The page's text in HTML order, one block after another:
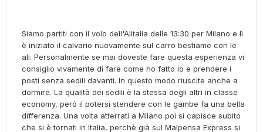
Siamo partiti con il volo dell'Alitalia delle 13:30 per Milano e lì
è iniziato il calvario nuovamente sul carro bestiame con le
ali. Personalmente se mai doveste fare questa esperienza vi
consiglio vivamente di fare come ho fatto io e prendere i
posti senza sedili davanti. In questo modo riuscite anche a
dormire. La qualità dei sedili è la stessa degli altri in classe
economy, però il potersi stendere con le gambe fa una bella
differenza. Una volta atterrati a Milano poi si capisce subito
che si è tornati in Italia, perchè già sul Malpensa Express si